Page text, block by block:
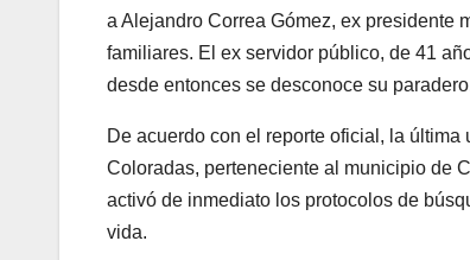
a Alejandro Correa Gómez, ex presidente
familiares. El ex servidor público, de 41
desde entonces se desconoce su
De acuerdo con el reporte oficial, la
Coloradas, perteneciente al municipio de
activó de inmediato los protocolos de
vida.